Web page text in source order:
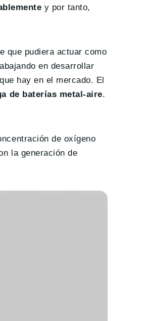
y por tanto,
que pudiera actuar como
en desarrollar
hay en el mercado. El
de baterías metal-aire.
de oxígeno
la generación de